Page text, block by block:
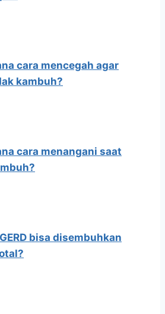
cara mencegah agar
kambuh?
cara menangani saat
bisa disembuhkan